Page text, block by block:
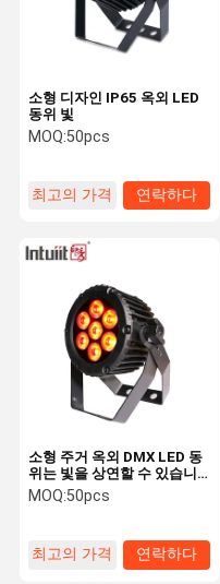
집
품질 관리 문의하기
소형 디자인 IP65 옥외 LED
동위 빛
MOQ:50pcs
최고의 가격 연락하다
소형 주거 옥외 DMX LED 동
위는 빛을 상연할 수 있습니
다
MOQ:50pcs
최고의 가격 연락하다